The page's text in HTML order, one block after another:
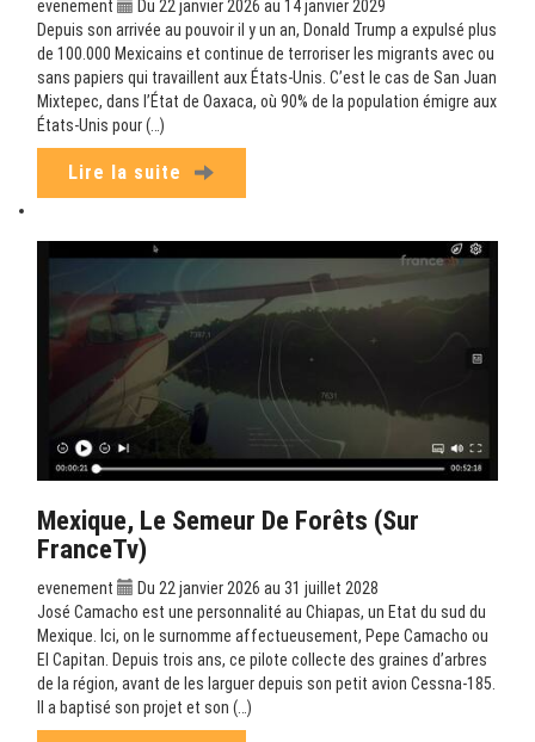
evenement
Du 22 janvier 2026 au 14 janvier 2029
Depuis son arrivée au pouvoir il y un an, Donald Trump a expulsé plus
de 100.000 Mexicains et continue de terroriser les migrants avec ou
sans papiers qui travaillent aux États-Unis. C’est le cas de San Juan
Mixtepec, dans l’État de Oaxaca, où 90% de la population émigre aux
États-Unis pour (…)
Lire la suite
Mexique, Le Semeur De Forêts (sur
FranceTv)
evenement
Du 22 janvier 2026 au 31 juillet 2028
José Camacho est une personnalité au Chiapas, un Etat du sud du
Mexique. Ici, on le surnomme affectueusement, Pepe Camacho ou
El Capitan. Depuis trois ans, ce pilote collecte des graines d’arbres
de la région, avant de les larguer depuis son petit avion Cessna-185.
Il a baptisé son projet et son (…)